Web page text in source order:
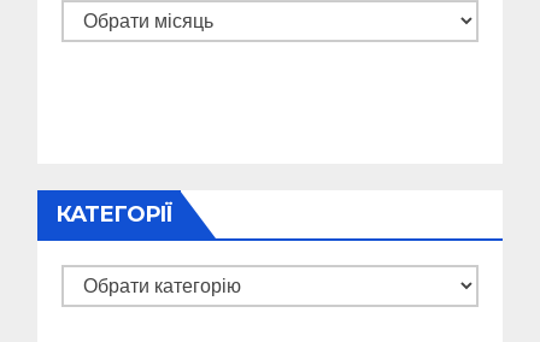
Архіви
КАТЕГОРІЇ
Категорії